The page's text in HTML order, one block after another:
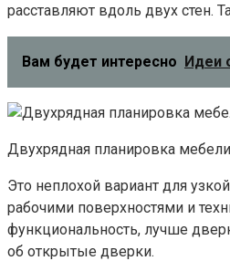
расставляют вдоль двух стен.
Вам будет интересно Идеи
Двухрядная планировка
Это неплохой вариант для
рабочими поверхностями и
функциональность, лучше
об открытые дверки.